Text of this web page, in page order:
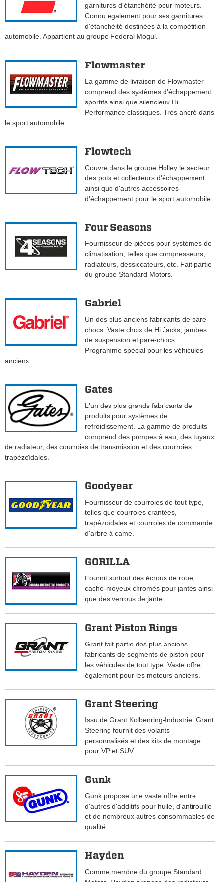
garnitures d'étanchéité pour moteurs.
Connu également pour ses garnitures
d'étanchéité destinées à la compétition
automobile. Appartient au groupe Federal Mogul.
Flowmaster
La gamme de livraison de Flowmaster
comprend des systèmes d'échappement
sportifs ainsi que silencieux Hi
Performance classiques. Très ancré dans
le sport automobile.
Flowtech
Couvre dans le groupe Holley le secteur
des pots et collecteurs d'échappement
ainsi que d'autres accessoires
d'échappement pour le sport automobile.
Four Seasons
Fournisseur de pièces pour systèmes de
climatisation, telles que compresseurs,
radiateurs, dessiccateurs, etc. Fait partie
du groupe Standard Motors.
Gabriel
Un des plus anciens fabricants de pare-
chocs. Vaste choix de Hi Jacks, jambes
de suspension et pare-chocs.
Programme spécial pour les véhicules
anciens.
Gates
L'un des plus grands fabricants de
produits pour systèmes de
refroidissement. La gamme de produits
comprend des pompes à eau, des tuyaux
de radiateur, des courroies de transmission et des courroies
trapézoïdales.
Goodyear
Fournisseur de courroies de tout type,
telles que courroies crantées,
trapézoïdales et courroies de commande
d'arbre à came.
GORILLA
Fournit surtout des écrous de roue,
cache-moyeux chromés pour jantes ainsi
que des verrous de jante.
Grant Piston Rings
Grant fait partie des plus anciens
fabricants de segments de piston pour
les véhicules de tout type. Vaste offre,
également pour les moteurs anciens.
Grant Steering
Issu de Grant Kolbenring-Industrie, Grant
Steering fournit des volants
personnalisés et des kits de montage
pour VP et SUV.
Gunk
Gunk propose une vaste offre entre
d'autres d'additifs pour huile, d'antirouille
et de nombreux autres consommables de
qualité.
Hayden
Comme membre du groupe Standard